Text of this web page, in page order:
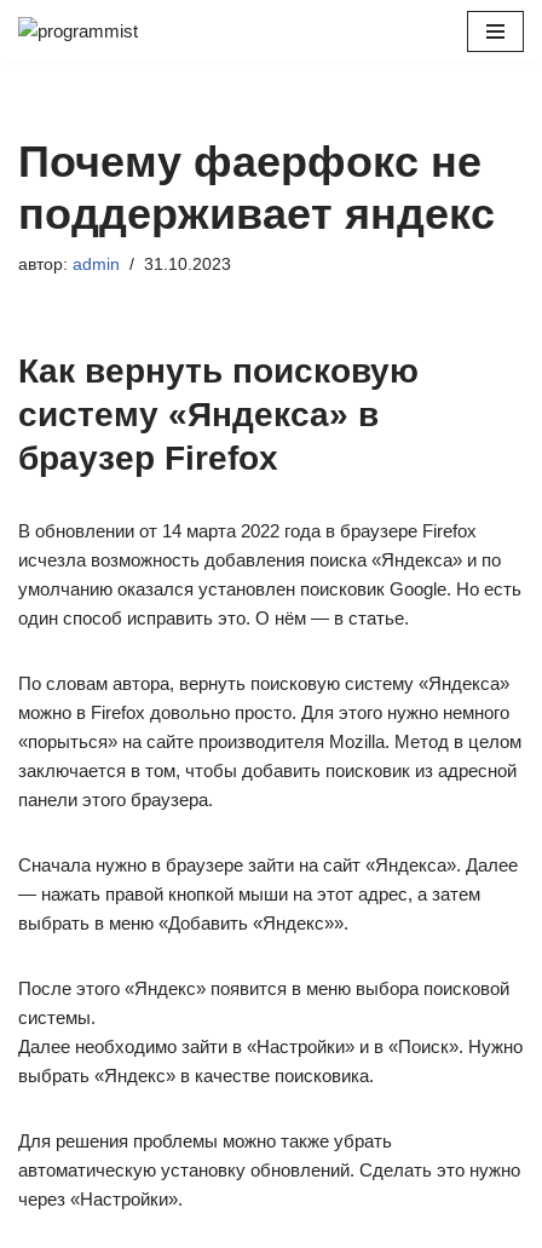
Почему фаерфокс не
поддерживает яндекс
автор: admin 31.10.2023
Как вернуть поисковую
систему «Яндекса» в
браузер Firefox
В обновлении от 14 марта 2022 года в браузере Firefox
исчезла возможность добавления поиска «Яндекса» и по
умолчанию оказался установлен поисковик Google. Но есть
один способ исправить это. О нём — в статье.
По словам автора, вернуть поисковую систему «Яндекса»
можно в Firefox довольно просто. Для этого нужно немного
«порыться» на сайте производителя Mozilla. Метод в целом
заключается в том, чтобы добавить поисковик из адресной
панели этого браузера.
Сначала нужно в браузере зайти на сайт «Яндекса». Далее
— нажать правой кнопкой мыши на этот адрес, а затем
выбрать в меню «Добавить «Яндекс»».
После этого «Яндекс» появится в меню выбора поисковой
системы.
Далее необходимо зайти в «Настройки» и в «Поиск». Нужно
выбрать «Яндекс» в качестве поисковика.
Для решения проблемы можно также убрать
автоматическую установку обновлений. Сделать это нужно
через «Настройки».